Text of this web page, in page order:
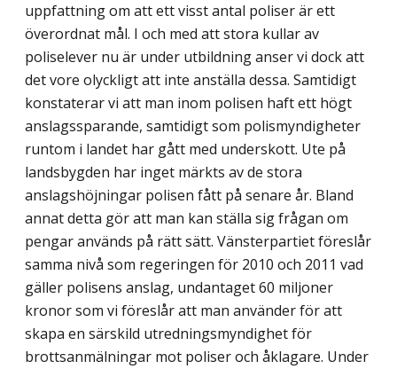
uppfattning om att ett visst antal poliser är ett
överordnat mål. I och med att stora kullar av
poliselever nu är under utbildning anser vi dock att
det vore olyckligt att inte anställa dessa. Samtidigt
konstaterar vi att man inom polisen haft ett högt
anslagssparande, samtidigt som polismyndigheter
runtom i landet har gått med underskott. Ute på
landsbygden har inget märkts av de stora
anslagshöjningar polisen fått på senare år. Bland
annat detta gör att man kan ställa sig frågan om
pengar används på rätt sätt. Vänsterpartiet föreslår
samma nivå som regeringen för 2010 och 2011 vad
gäller polisens anslag, undantaget 60 miljoner
kronor som vi föreslår att man använder för att
skapa en särskild utredningsmyndighet för
brottsanmälningar mot poliser och åklagare. Under